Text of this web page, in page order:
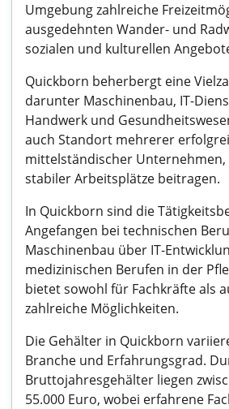
Umgebung zahlreiche
ausgedehnten Wander- und
sozialen und kulturellen
Quickborn beherbergt eine
darunter Maschinenbau, IT-
Handwerk und
auch Standort mehrerer
mittelständischer Unternehmen,
stabiler Arbeitsplätze beitragen.
In Quickborn sind die
Angefangen bei technischen
Maschinenbau über IT-
medizinischen Berufen in der
bietet sowohl für Fachkräfte als
zahlreiche Möglichkeiten.
Die Gehälter in Quickborn
Branche und Erfahrungsgrad.
Bruttojahresgehälter liegen
55.000 Euro, wobei erfahrene